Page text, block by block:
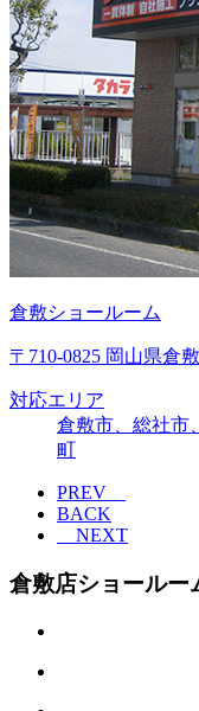
倉敷ショールーム
〒710-0825 岡山県倉
対応エリア
倉敷市、総社市
町
PREV
BACK
NEXT
倉敷店ショールー